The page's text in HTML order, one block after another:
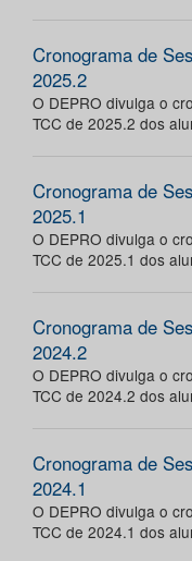
Cronograma de
2025.2
O DEPRO divulga o
TCC de 2025.2 dos
Cronograma de
2025.1
O DEPRO divulga o
TCC de 2025.1 dos
Cronograma de
2024.2
O DEPRO divulga o
TCC de 2024.2 dos
Cronograma de
2024.1
O DEPRO divulga o
TCC de 2024.1 dos